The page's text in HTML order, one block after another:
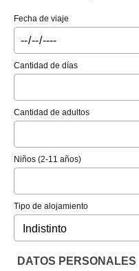
Fecha de viaje
Cantidad de días
Cantidad de adultos
Niños (2-11 años)
Tipo de alojamiento
DATOS PERSONALES